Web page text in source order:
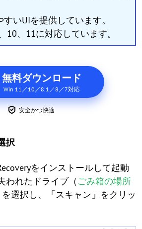
いUIを提供しています。
10、11に対応しています。
無料ダウンロード
Win 11／10／8.1／8／7対応
安全かつ快適
択
をインストールして起動
われたドライブ（ ごみ箱の場所
選択し、「スキャン」をクリッ